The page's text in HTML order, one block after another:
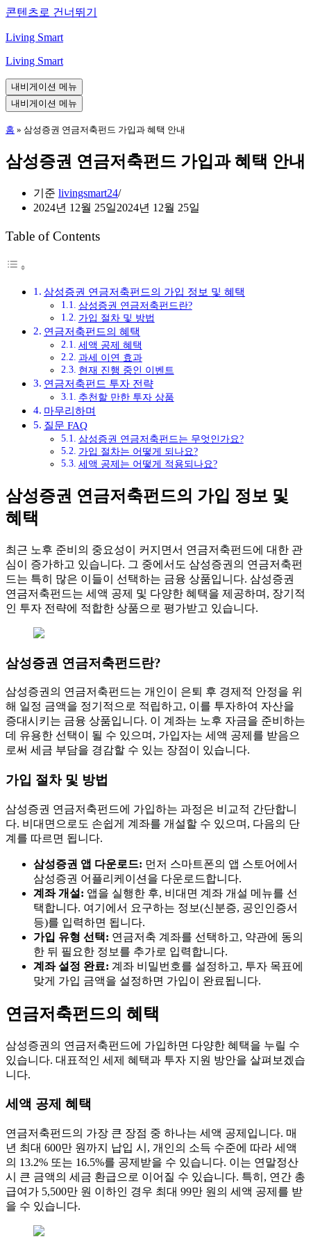
콘텐츠로 건너뛰기
Living Smart
Living Smart
내비게이션 메뉴
내비게이션 메뉴
홈 » 삼성증권 연금저축펀드 가입과 혜택 안내
삼성증권 연금저축펀드 가입과 혜택 안내
기준 livingsmart24
2024년 12월 25일2024년 12월 25일
Table of Contents
삼성증권 연금저축펀드의 가입 정보 및 혜택
삼성증권 연금저축펀드란?
가입 절차 및 방법
연금저축펀드의 혜택
세액 공제 혜택
과세 이연 효과
현재 진행 중인 이벤트
연금저축펀드 투자 전략
추천할 만한 투자 상품
마무리하며
질문 FAQ
삼성증권 연금저축펀드는 무엇인가요?
가입 절차는 어떻게 되나요?
세액 공제는 어떻게 적용되나요?
삼성증권 연금저축펀드의 가입 정보 및
혜택
최근 노후 준비의 중요성이 커지면서 연금저축펀드에 대한 관
심이 증가하고 있습니다. 그 중에서도 삼성증권의 연금저축펀
드는 특히 많은 이들이 선택하는 금융 상품입니다. 삼성증권
연금저축펀드는 세액 공제 및 다양한 혜택을 제공하며, 장기적
인 투자 전략에 적합한 상품으로 평가받고 있습니다.
삼성증권 연금저축펀드란?
삼성증권의 연금저축펀드는 개인이 은퇴 후 경제적 안정을 위
해 일정 금액을 정기적으로 적립하고, 이를 투자하여 자산을
증대시키는 금융 상품입니다. 이 계좌는 노후 자금을 준비하는
데 유용한 선택이 될 수 있으며, 가입자는 세액 공제를 받음으
로써 세금 부담을 경감할 수 있는 장점이 있습니다.
가입 절차 및 방법
삼성증권 연금저축펀드에 가입하는 과정은 비교적 간단합니
다. 비대면으로도 손쉽게 계좌를 개설할 수 있으며, 다음의 단
계를 따르면 됩니다.
삼성증권 앱 다운로드: 먼저 스마트폰의 앱 스토어에서
삼성증권 어플리케이션을 다운로드합니다.
계좌 개설: 앱을 실행한 후, 비대면 계좌 개설 메뉴를 선
택합니다. 여기에서 요구하는 정보(신분증, 공인인증서
등)를 입력하면 됩니다.
가입 유형 선택: 연금저축 계좌를 선택하고, 약관에 동의
한 뒤 필요한 정보를 추가로 입력합니다.
계좌 설정 완료: 계좌 비밀번호를 설정하고, 투자 목표에
맞게 가입 금액을 설정하면 가입이 완료됩니다.
연금저축펀드의 혜택
삼성증권의 연금저축펀드에 가입하면 다양한 혜택을 누릴 수
있습니다. 대표적인 세제 혜택과 투자 지원 방안을 살펴보겠습
니다.
세액 공제 혜택
연금저축펀드의 가장 큰 장점 중 하나는 세액 공제입니다. 매
년 최대 600만 원까지 납입 시, 개인의 소득 수준에 따라 세액
의 13.2% 또는 16.5%를 공제받을 수 있습니다. 이는 연말정산
시 큰 금액의 세금 환급으로 이어질 수 있습니다. 특히, 연간 총
급여가 5,500만 원 이하인 경우 최대 99만 원의 세액 공제를 받
을 수 있습니다.